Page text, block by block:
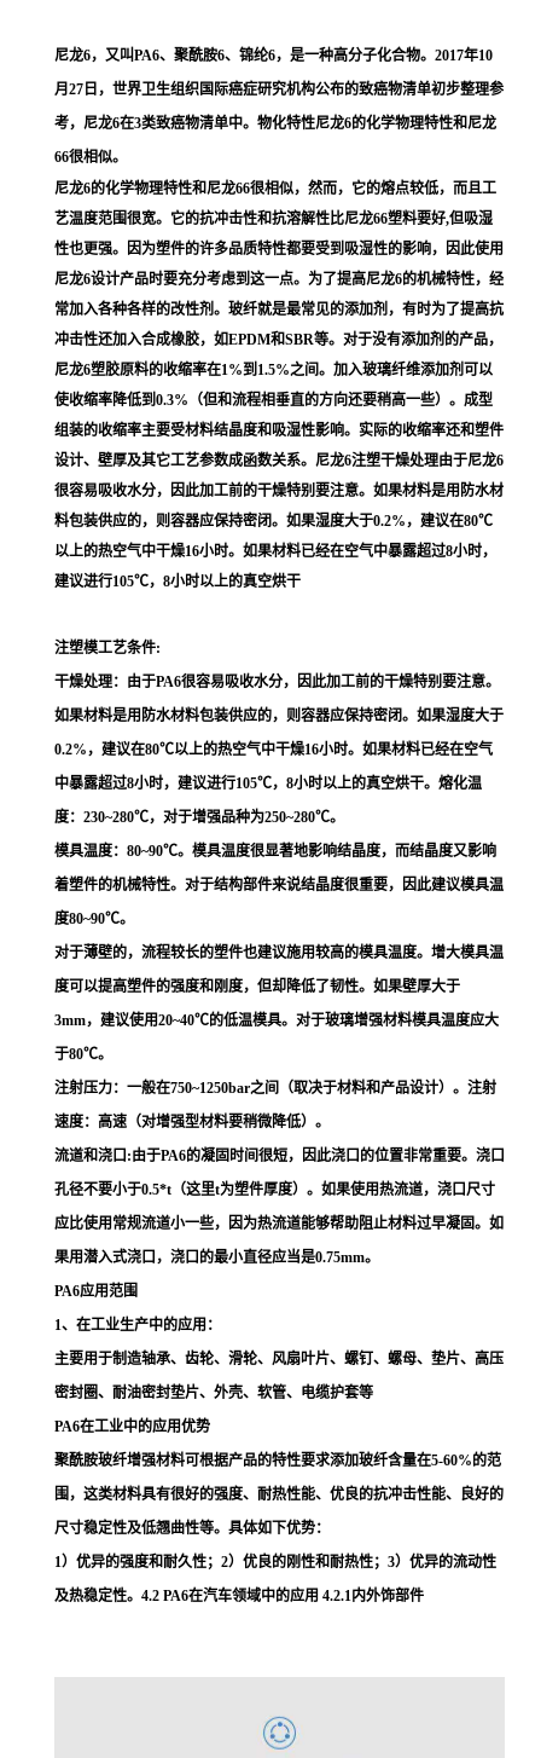
尼龙6，又叫PA6、聚酰胺6、锦纶6，是一种高分子化合物。2017年10
月27日，世界卫生组织国际癌症研究机构公布的致癌物清单初步整理参
考，尼龙6在3类致癌物清单中。物化特性尼龙6的化学物理特性和尼龙
66很相似。
尼龙6的化学物理特性和尼龙66很相似，然而，它的熔点较低，而且工
艺温度范围很宽。它的抗冲击性和抗溶解性比尼龙66塑料要好,但吸湿
性也更强。因为塑件的许多品质特性都要受到吸湿性的影响，因此使用
尼龙6设计产品时要充分考虑到这一点。为了提高尼龙6的机械特性，经
常加入各种各样的改性剂。玻纤就是最常见的添加剂，有时为了提高抗
冲击性还加入合成橡胶，如EPDM和SBR等。对于没有添加剂的产品，
尼龙6塑胶原料的收缩率在1%到1.5%之间。加入玻璃纤维添加剂可以
使收缩率降低到0.3%（但和流程相垂直的方向还要稍高一些）。成型
组装的收缩率主要受材料结晶度和吸湿性影响。实际的收缩率还和塑件
设计、壁厚及其它工艺参数成函数关系。尼龙6注塑干燥处理由于尼龙6
很容易吸收水分，因此加工前的干燥特别要注意。如果材料是用防水材
料包装供应的，则容器应保持密闭。如果湿度大于0.2%，建议在80℃
以上的热空气中干燥16小时。如果材料已经在空气中暴露超过8小时，
建议进行105℃，8小时以上的真空烘干
注塑模工艺条件:
干燥处理：由于PA6很容易吸收水分，因此加工前的干燥特别要注意。
如果材料是用防水材料包装供应的，则容器应保持密闭。如果湿度大于
0.2%，建议在80℃以上的热空气中干燥16小时。如果材料已经在空气
中暴露超过8小时，建议进行105℃，8小时以上的真空烘干。熔化温
度：230~280℃，对于增强品种为250~280℃。
模具温度：80~90℃。模具温度很显著地影响结晶度，而结晶度又影响
着塑件的机械特性。对于结构部件来说结晶度很重要，因此建议模具温
度80~90℃。
对于薄壁的，流程较长的塑件也建议施用较高的模具温度。增大模具温
度可以提高塑件的强度和刚度，但却降低了韧性。如果壁厚大于
3mm，建议使用20~40℃的低温模具。对于玻璃增强材料模具温度应大
于80℃。
注射压力：一般在750~1250bar之间（取决于材料和产品设计）。注射
速度：高速（对增强型材料要稍微降低）。
流道和浇口:由于PA6的凝固时间很短，因此浇口的位置非常重要。浇口
孔径不要小于0.5*t（这里t为塑件厚度）。如果使用热流道，浇口尺寸
应比使用常规流道小一些，因为热流道能够帮助阻止材料过早凝固。如
果用潜入式浇口，浇口的最小直径应当是0.75mm。
PA6应用范围
1、在工业生产中的应用：
主要用于制造轴承、齿轮、滑轮、风扇叶片、螺钉、螺母、垫片、高压
密封圈、耐油密封垫片、外壳、软管、电缆护套等
PA6在工业中的应用优势
聚酰胺玻纤增强材料可根据产品的特性要求添加玻纤含量在5-60%的范
围，这类材料具有很好的强度、耐热性能、优良的抗冲击性能、良好的
尺寸稳定性及低翘曲性等。具体如下优势：
1）优异的强度和耐久性；2）优良的刚性和耐热性；3）优异的流动性
及热稳定性。4.2 PA6在汽车领域中的应用 4.2.1内外饰部件